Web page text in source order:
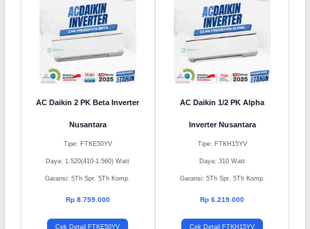
AC Daikin 2 PK Beta Inverter
Nusantara
Tipe: FTKE50YV
Daya: 1.520(410-1.560) Watt
Garansi: 5Th Spr. 5Th Komp.
Rp 8.759.000
Cek Detail FTKE50YV
AC Daikin 1/2 PK Alpha
Inverter Nusantara
Tipe: FTKH15YV
Daya: 310 Watt
Garansi: 5Th Spr. 5Th Komp.
Rp 6.219.000
Cek Detail FTKH15YV